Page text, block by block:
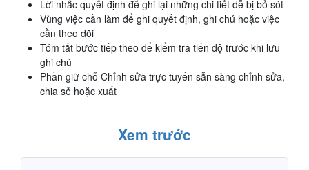
Lời nhắc quyết định để ghi lại những chi tiết dễ bị bỏ sót
Vùng việc cần làm để ghi quyết định, ghi chú hoặc việc
cần theo dõi
Tóm tắt bước tiếp theo để kiểm tra tiến độ trước khi lưu
ghi chú
Phần giữ chỗ Chỉnh sửa trực tuyến sẵn sàng chỉnh sửa,
chia sẻ hoặc xuất
Xem trước